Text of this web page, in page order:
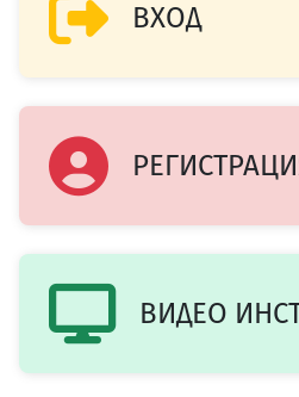
ВХОД
ВИДЕО